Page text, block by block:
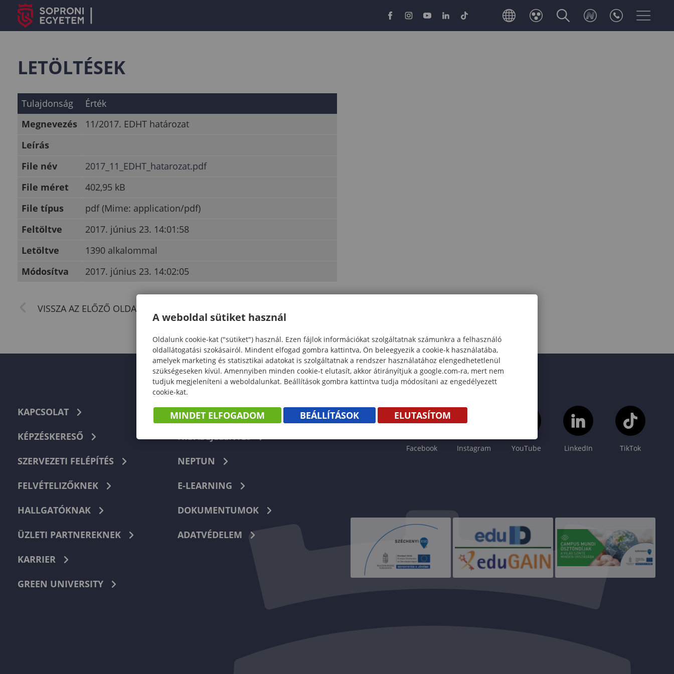
LETÖLTÉSEK
Tulajdonság
Érték
Megnevezés
11/2017. EDHT határozat
Leírás
File név
2017_11_EDHT_hatarozat.pdf
File méret
402,95 kB
File típus
pdf (Mime: application/pdf)
Feltöltve
2017. június 23. 14:01:58
Letöltve
1390 alkalommal
Módosítva
2017. június 23. 14:02:05
KAPCSOLAT
KÉPZÉSKERESŐ
SZERVEZETI FELÉPÍTÉS
FELVÉTELIZŐKNEK
HALLGATÓKNAK
ÜZLETI PARTNEREKNEK
KARRIER
GREEN UNIVERSITY
TELEFONKÖNYV
HIBABEJELENTÉS
NEPTUN
E-LEARNING
DOKUMENTUMOK
ADATVÉDELEM
Facebook Instagram YouTube LinkedIn TikTok
A weboldal sütiket használ
Oldalunk cookie-kat ("sütiket") használ. Ezen fájlok információkat szolgáltatnak számunkra a felhasználó
oldallátogatási szokásairól. Mindent elfogad gombra kattintva, Ön beleegyezik a cookie-k használatába,
amelyek marketing és statisztikai adatokat is szolgáltatnak a rendszer használatához elengedhetetlenül
szükségeseken kívül. Amennyiben minden cookie-t elutasít, akkor átirányítjuk a google.com-ra, mert nem
tudjuk megjeleníteni a weboldalunkat. Beállítások gombra kattintva tudja módosítani az engedélyezett
cookie-kat.
MINDET ELFOGADOM BEÁLLÍTÁSOK ELUTASÍTOM